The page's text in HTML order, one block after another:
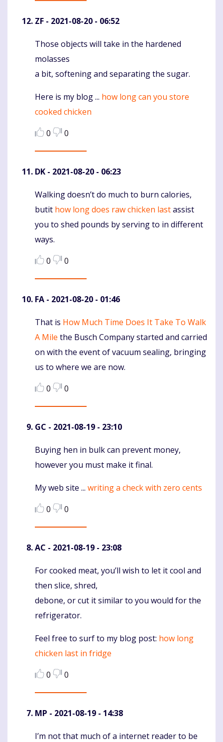
ZF - 2021-08-20 - 06:52
Komentaras
Those objects will take in the hardened
molasses
a bit, softening and separating the sugar.
Here is my blog ... how long can you store
cooked chicken
0
0
DK - 2021-08-20 - 06:23
Komentaras
Walking doesn’t do much to burn calories,
butit how long does raw chicken lastassist
you to shed pounds by serving to in different
ways.
0
0
FA - 2021-08-20 - 01:46
Komentaras
That is How Much Time Does It Take To Walk
A Mile the Busch Company started and carried
on with the event of vacuum sealing, bringing
us to where we are now.
0
0
GC - 2021-08-19 - 23:10
Komentaras
Buying hen in bulk can prevent money,
however you must make it final.
My web site ... writing a check with zero cents
0
0
AC - 2021-08-19 - 23:08
Komentaras
For cooked meat, you’ll wish to let it cool and
then slice, shred,
debone, or cut it similar to you would for the
refrigerator.
Feel free to surf to my blog post: how long
chicken last in fridge
0
0
MP - 2021-08-19 - 14:38
Komentaras
I’m not that much of a internet reader to be